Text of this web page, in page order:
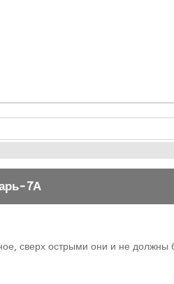
7А
сверх острыми они и не